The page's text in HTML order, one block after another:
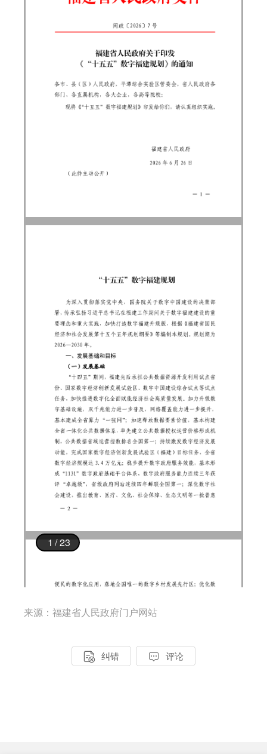
来源：福建省人民政府门户网站
 纠错  评论